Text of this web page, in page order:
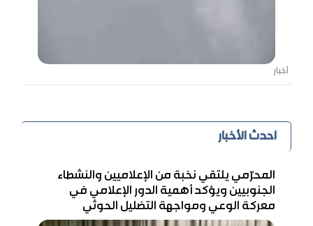
أخبار
احدث الأخبار
المحرّمي يلتقي نخبة من الإعلاميين والنشطاء
الجنوبيين ويؤكد أهمية الدور الإعلامي في
معركة الوعي ومواجهة التضليل الحوثي